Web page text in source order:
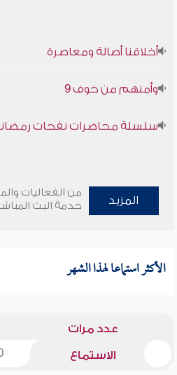
أخلاقنا أصالة ومعاصرة
وأمنهم من خوف 9
سلسلة محاضرات نفحات رمضانية
المزيد
من الفعاليات
خدمة البث
الأكثر استماعا لهذا الشهر
عدد مرات
الاستماع